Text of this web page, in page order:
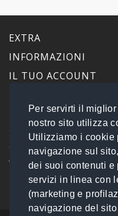
Per servirti il
nostro sito utilizza
Utilizziamo i cookie
navigazione sul
dei suoi contenuti e
servizi in linea con
(marketing e
navigazione del
EXTRA
INFORMAZIONI
IL TUO ACCOUNT
PrimaScelta Point
è un marchio di
Global Service B2B Srls a
Via Tolemaide, 15 - 00192
P.IVA 14693851009 REA:
Tel: 06 45548245